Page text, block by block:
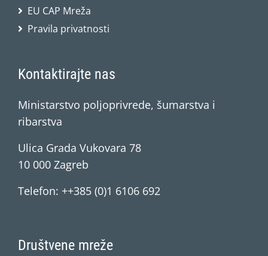
EU CAP Mreža
Pravila privatnosti
Kontaktirajte nas
Ministarstvo poljoprivrede, šumarstva i
ribarstva
Ulica Grada Vukovara 78
10 000 Zagreb
Telefon: ++385 (0)1 6106 692
Društvene mreže